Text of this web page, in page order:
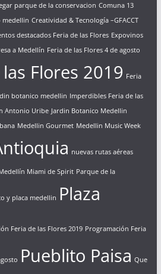
parque de la conservacion Comuna 13
medellin Creatividad & Tecnología –GFACCT
destacados Feria de las Flores Expovinos
a Medellín Feria de las Flores 4 de agosto
Flores 2019 Feria
botanico medellin Imperdibles Feria de las
Antonio Uribe Jardin Botanico Medellin
Medellin Gourmet Medellin Music Week
nuevas rutas aéreas
Miami de Spirit Parque de la
y placa medellin Plaza
Feria de las Flores 2019 Programación Feria
Pueblito Paisa Que